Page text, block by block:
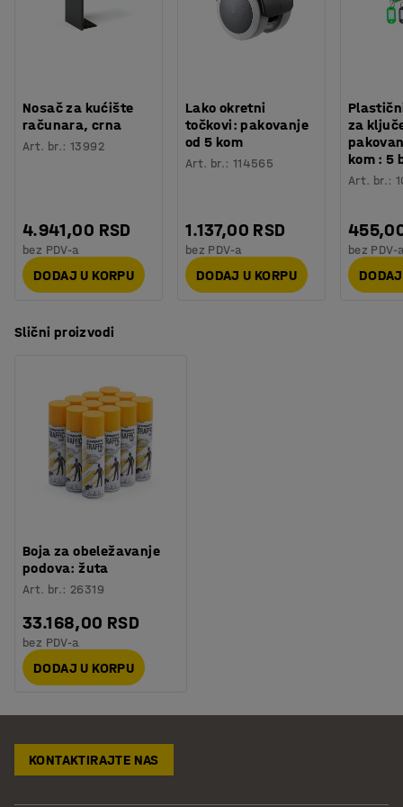
Nosač za kućište
računara, crna
Art. br.:13992
4.941,00 RSD
bez PDV-a
DODAJ U KORPU
Lako okretni
točkovi: pakovanje
od 5 kom
Art. br.: 114565
1.137,00 RSD
bez PDV-a
DODAJ U KORPU
za
kom : 5
Art. br.:
bez PDV-
Slični proizvodi
Boja za obeležavanje
podova: žuta
Art. br.: 26319
33.168,00 RSD
bez PDV-a
DODAJ U KORPU
KONTAKTIRAJTE NAS